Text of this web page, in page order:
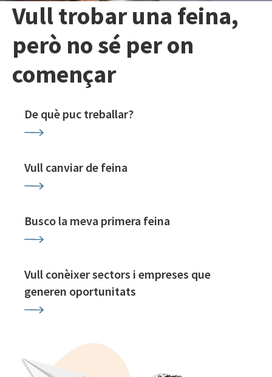
Vull trobar una feina,
però no sé per on
començar
De què puc treballar?
Vull canviar de feina
Busco la meva primera feina
Vull conèixer sectors i empreses que
generen oportunitats